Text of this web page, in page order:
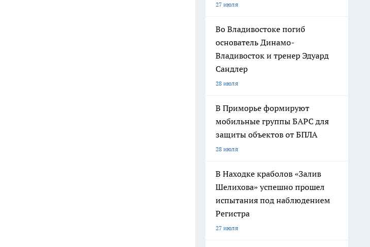
27 июля
Во Владивостоке погиб
основатель Динамо-
Владивосток и тренер Эдуард
Сандлер
28 июля
В Приморье формируют
мобильные группы БАРС для
защиты объектов от БПЛА
28 июля
В Находке краболов «Залив
Шелихова» успешно прошел
испытания под наблюдением
Регистра
27 июля